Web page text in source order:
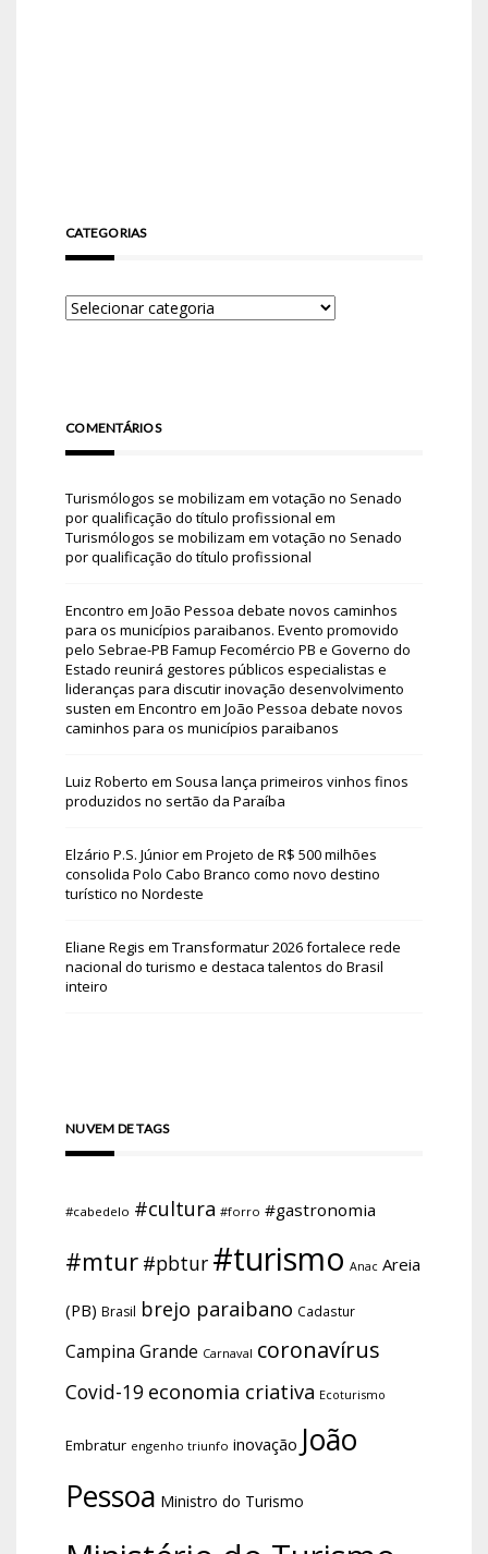
CATEGORIAS
COMENTÁRIOS
Turismólogos se mobilizam em votação no Senado
por qualificação do título profissional em
Turismólogos se mobilizam em votação no Senado
por qualificação do título profissional
Encontro em João Pessoa debate novos caminhos
para os municípios paraibanos. Evento promovido
pelo Sebrae-PB Famup Fecomércio PB e Governo do
Estado reunirá gestores públicos especialistas e
lideranças para discutir inovação desenvolvimento
susten em Encontro em João Pessoa debate novos
caminhos para os municípios paraibanos
Luiz Roberto em Sousa lança primeiros vinhos finos
produzidos no sertão da Paraíba
Elzário P.S. Júniorem Projeto de R$ 500 milhões
consolida Polo Cabo Branco como novo destino
turístico no Nordeste
Eliane Regis em Transformatur 2026 fortalece rede
nacional do turismo e destaca talentos do Brasil
inteiro
NUVEM DE TAGS
#cabedelo #cultura #forro #gastronomia
#mtur #pbtur #turismo Anac Areia
(PB) Brasil brejo paraibano Cadastur
Campina Grande Carnaval coronavírus
Covid-19 economia criativa Ecoturismo
Embratur engenho triunfo inovação João
Pessoa Ministro do Turismo